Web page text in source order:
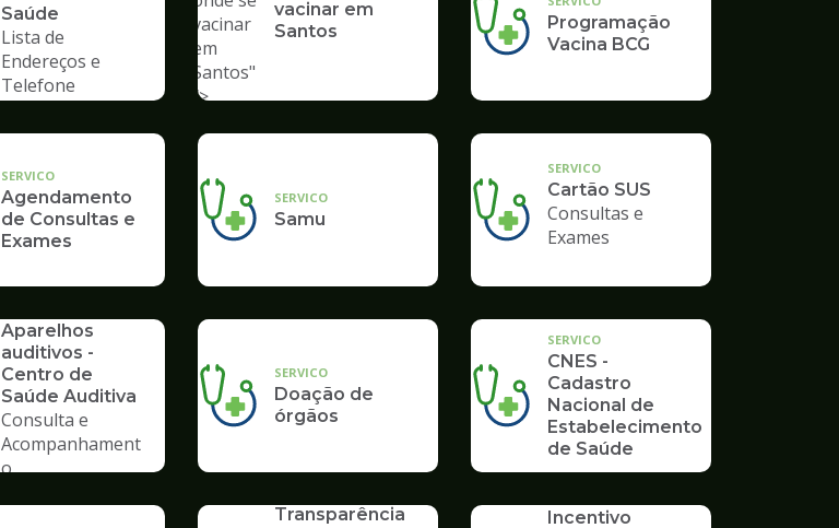
Saúde
Lista de
Endereços e
Telefone
vacinar
em
Santos"
/>
vacinar em
Santos
Programação
Vacina BCG
SERVICO
Agendamento
de Consultas e
Exames
SERVICO
Samu
SERVICO
Cartão SUS
Consultas e
Exames
Aparelhos
auditivos -
Centro de
Saúde Auditiva
Consulta e
Acompanhament
o
SERVICO
Doação de
órgãos
SERVICO
CNES -
Cadastro
Nacional de
Estabelecimento
de Saúde
Transparência
Incentivo